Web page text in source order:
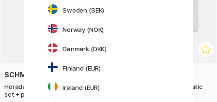
SCHMINCKE
Horadam Aquarell Half Pans 12-
set + penseel
Amsterdam Acrylverf Metallic
Sweden (SEK)
Norway (NOK)
Denmark (DKK)
Finland (EUR)
Ireland (EUR)